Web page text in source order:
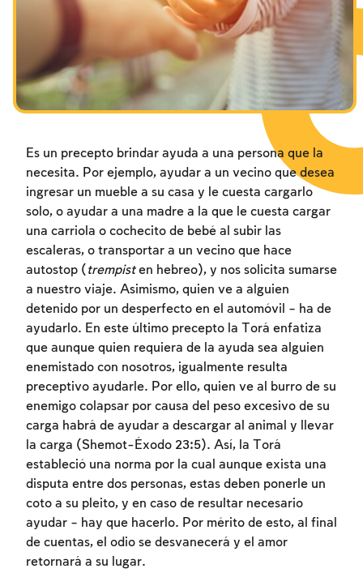
Los ayunos por la destrucción del Templo
Purim
Es un precepto brindar ayuda a una persona que la
necesita. Por ejemplo, ayudar a un vecino que desea
ingresar un mueble a su casa y le cuesta cargarlo
solo, o ayudar a una madre a la que le cuesta cargar
una carriola o cochecito de bebé al subir las
escaleras, o transportar a un vecino que hace
autostop ( trempisten hebreo), y nos solicita sumarse
a nuestro viaje. Asimismo, quien ve a alguien
detenido por un desperfecto en el automóvil – ha de
ayudarlo. En este último precepto la Torá enfatiza
que aunque quien requiera de la ayuda sea alguien
enemistado con nosotros, igualmente resulta
preceptivo ayudarle. Por ello, quien ve al burro de su
enemigo colapsar por causa del peso excesivo de su
carga habrá de ayudar a descargar al animal y llevar
la carga (Shemot-Éxodo 23:5). Así, la Torá
estableció una norma por la cual aunque exista una
disputa entre dos personas, estas deben ponerle un
coto a su pleito, y en caso de resultar necesario
ayudar – hay que hacerlo. Por mérito de esto, al final
de cuentas, el odio se desvanecerá y el amor
retornará a su lugar.
Inscripcion requerida
Para marcar lo estudiado debe conectarse
a su cuenta o inscribirse.
Inscripcion